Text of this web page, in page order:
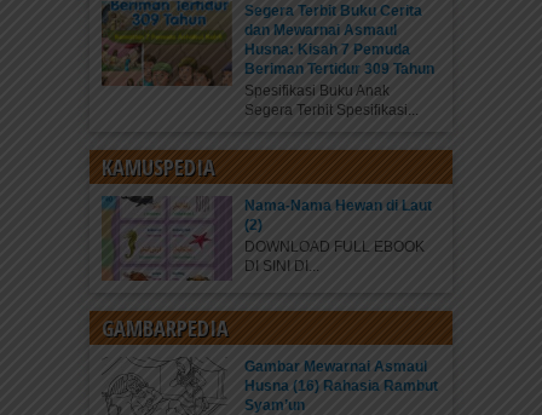
Segera Terbit Buku Cerita
dan Mewarnai Asmaul
Husna: Kisah 7 Pemuda
Beriman Tertidur 309 Tahun
Spesifikasi Buku Anak
Segera Terbit Spesifikasi...
KAMUSPEDIA
Nama-Nama Hewan di Laut
(2)
DOWNLOAD FULL EBOOK
DI SINI DI...
GAMBARPEDIA
Gambar Mewarnai Asmaul
Husna (16) Rahasia Rambut
Syam’un